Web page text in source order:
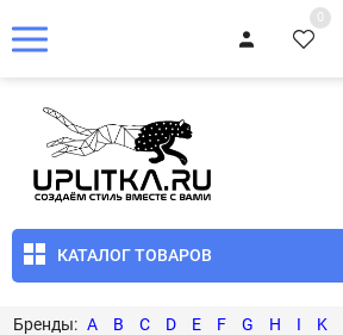
0
КАТАЛОГ ТОВАРОВ
A B C D E F G H I K